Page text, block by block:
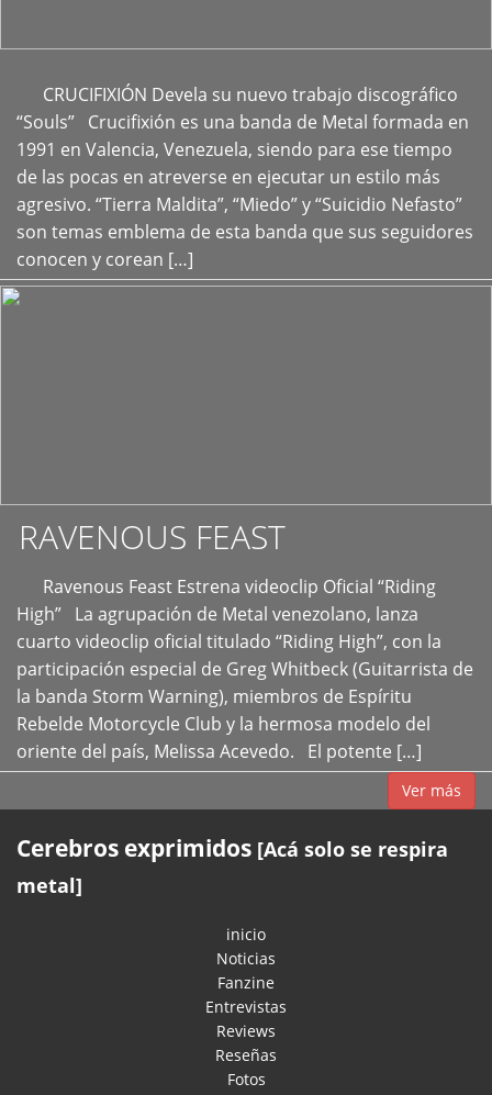
CRUCIFIXIÓN Devela su nuevo trabajo discográfico
“Souls” Crucifixión es una banda de Metal formada en
1991 en Valencia, Venezuela, siendo para ese tiempo
de las pocas en atreverse en ejecutar un estilo más
agresivo. “Tierra Maldita”, “Miedo” y “Suicidio Nefasto”
son temas emblema de esta banda que sus seguidores
conocen y corean […]
+
RAVENOUS FEAST
Ravenous Feast Estrena videoclip Oficial “Riding
High” La agrupación de Metal venezolano, lanza
cuarto videoclip oficial titulado “Riding High”, con la
participación especial de Greg Whitbeck (Guitarrista de
la banda Storm Warning), miembros de Espíritu
Rebelde Motorcycle Club y la hermosa modelo del
oriente del país, Melissa Acevedo. El potente […]
Ver más
Cerebros exprimidos [Acá solo se respira
metal]
inicio
Noticias
Fanzine
Entrevistas
Reviews
Reseñas
Fotos